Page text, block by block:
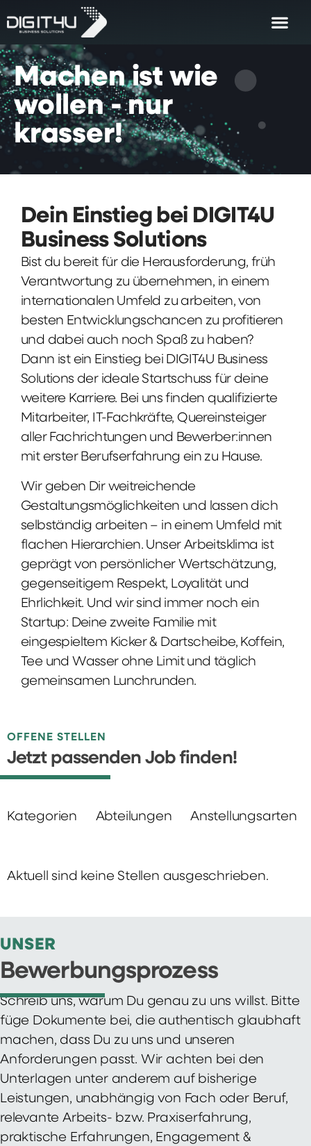
Machen ist wie
wollen - nur
krasser!
Dein Einstieg bei DIGIT4U
Business Solutions
Bist du bereit für die Herausforderung, früh
Verantwortung zu übernehmen, in einem
internationalen Umfeld zu arbeiten, von
besten Entwicklungschancen zu profitieren
und dabei auch noch Spaß zu haben?
Dann ist ein Einstieg bei DIGIT4U Business
Solutions der ideale Startschuss für deine
weitere Karriere. Bei uns finden qualifizierte
Mitarbeiter, IT-Fachkräfte, Quereinsteiger
aller Fachrichtungen und Bewerber:innen
mit erster Berufserfahrung ein zu Hause.
Wir geben Dir weitreichende
Gestaltungsmöglichkeiten und lassen dich
selbständig arbeiten – in einem Umfeld mit
flachen Hierarchien. Unser Arbeitsklima ist
geprägt von persönlicher Wertschätzung,
gegenseitigem Respekt, Loyalität und
Ehrlichkeit. Und wir sind immer noch ein
Startup: Deine zweite Familie mit
eingespieltem Kicker & Dartscheibe, Koffein,
Tee und Wasser ohne Limit und täglich
gemeinsamen Lunchrunden.
OFFENE STELLEN
Jetzt passenden Job finden!
Kategorien Abteilungen Anstellungsarten
Aktuell sind keine Stellen ausgeschrieben.
UNSER
Bewerbungsprozess
Schreib uns, warum Du genau zu uns willst. Bitte
füge Dokumente bei, die authentisch glaubhaft
machen, dass Du zu uns und unseren
Anforderungen passt. Wir achten bei den
Unterlagen unter anderem auf bisherige
Leistungen, unabhängig von Fach oder Beruf,
relevante Arbeits- bzw. Praxiserfahrung,
praktische Erfahrungen, Engagement &